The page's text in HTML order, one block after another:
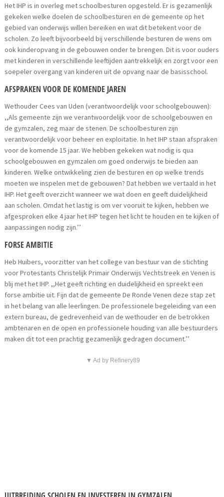
Het IHP is in overleg met schoolbesturen opgesteld. Er is gezamenlijk
gekeken welke doelen de schoolbesturen en de gemeente op het
gebied van onderwijs willen bereiken en wat dit betekent voor de
scholen. Zo leeft bijvoorbeeld bij verschillende besturen de wens om
ook kinderopvang in de gebouwen onder te brengen. Dit is voor ouders
met kinderen in verschillende leeftijden aantrekkelijk en zorgt voor een
soepeler overgang van kinderen uit de opvang naar de basisschool.
AFSPRAKEN VOOR DE KOMENDE JAREN
Wethouder Cees van Uden (verantwoordelijk voor schoolgebouwen):
,,Als gemeente zijn we verantwoordelijk voor de schoolgebouwen en
de gymzalen, zeg maar de stenen. De schoolbesturen zijn
verantwoordelijk voor beheer en exploitatie. In het IHP staan afspraken
voor de komende 15 jaar. We hebben gekeken wat nodig is qua
schoolgebouwen en gymzalen om goed onderwijs te bieden aan
kinderen. Welke ontwikkeling zien de besturen en op welke trends
moeten we inspelen met de gebouwen? Dat hebben we vertaald in het
IHP. Het geeft overzicht wanneer we wat doen en geeft duidelijkheid
aan scholen. Omdat het lastig is om ver vooruit te kijken, hebben we
afgesproken elke 4 jaar het IHP tegen het licht te houden en te kijken of
aanpassingen nodig zijn.’’
FORSE AMBITIE
Heb Huibers, voorzitter van het college van bestuur van de stichting
voor Protestants Christelijk Primair Onderwijs Vechtstreek en Venen is
blij met het IHP. ,,Het geeft richting en duidelijkheid en spreekt een
forse ambitie uit. Fijn dat de gemeente De Ronde Venen deze stap zet
in het belang van alle leerlingen. De professionele begeleiding van een
extern bureau, de gedrevenheid van de wethouder en de betrokken
ambtenaren en de open en professionele houding van alle bestuurders
maken dit tot een prachtig gezamenlijk gedragen document.’’
▼ Ad by Refinery89